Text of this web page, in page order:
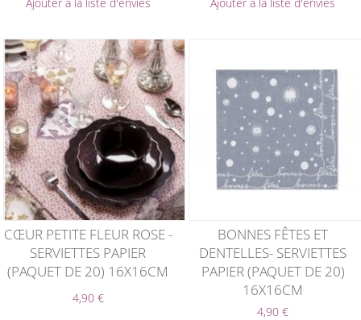
CŒUR PETITE FLEUR ROSE -
SERVIETTES PAPIER
(PAQUET DE 20) 16X16CM
4,90 €
BONNES FÊTES ET
DENTELLES- SERVIETTES
PAPIER (PAQUET DE 20)
16X16CM
4,90 €